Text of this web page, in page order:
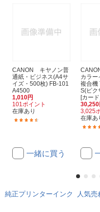
CANON キヤノン普
通紙・ビジネス(A4サ
イズ・500枚) FB-101
A4500
1,010円
101ポイント
在庫あり
一緒に買う
カラー
複合機
S(ピク
[カー
30,250
3,025
在庫あ
純正プリンターインク 人気売